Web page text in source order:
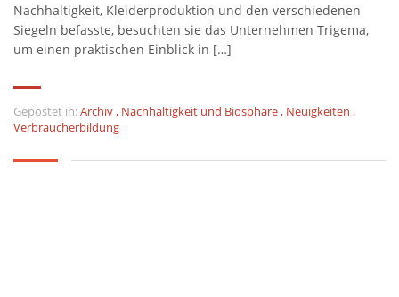
Nachhaltigkeit, Kleiderproduktion und den verschiedenen
Siegeln befasste, besuchten sie das Unternehmen Trigema,
um einen praktischen Einblick in […]
Gepostet in:Archiv, Nachhaltigkeit und Biosphäre, Neuigkeiten ,
Verbraucherbildung